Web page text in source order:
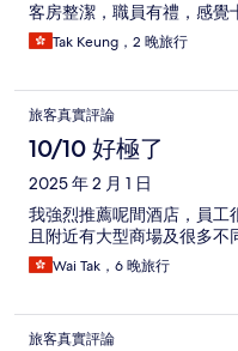
客房整潔，職員有禮，感覺
Tak Keung，2 晚旅行
旅客真實評論
10/10 好極了
2025 年 2 月 1 日
我強烈推薦呢間酒店，員工
且附近有大型商場及很多不
Wai Tak，6 晚旅行
旅客真實評論